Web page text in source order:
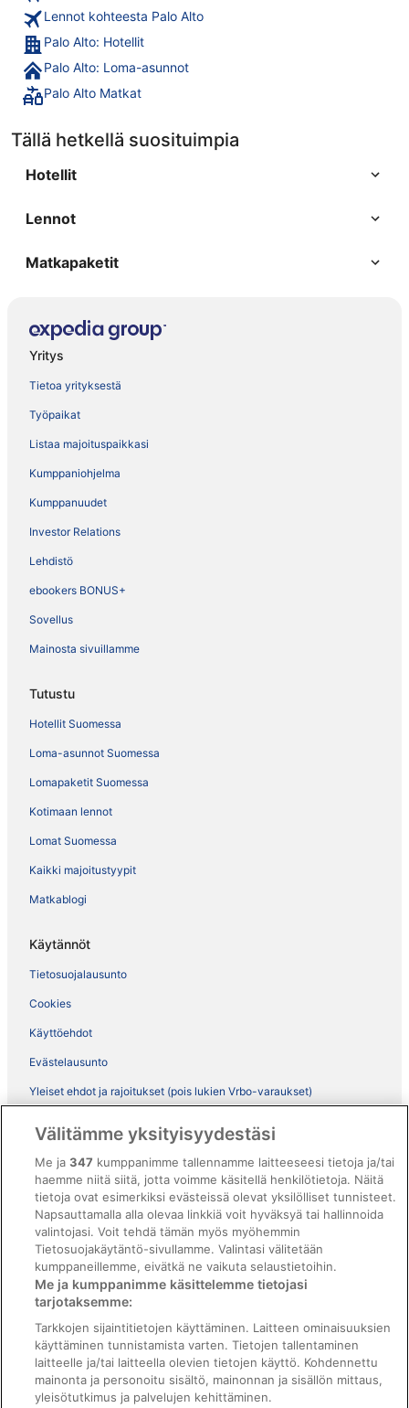
Lennot kohteesta Palo Alto
Palo Alto: Hotellit
Palo Alto: Loma-asunnot
Palo Alto Matkat
Tällä hetkellä suosituimpia
Hotellit
Lennot
Matkapaketit
Yritys
Tietoa yrityksestä
Työpaikat
Listaa majoituspaikkasi
Kumppaniohjelma
Kumppanuudet
Investor Relations
Lehdistö
ebookers BONUS+
Sovellus
Mainosta sivuillamme
Tutustu
Hotellit Suomessa
Loma-asunnot Suomessa
Lomapaketit Suomessa
Kotimaan lennot
Lomat Suomessa
Kaikki majoitustyypit
Matkablogi
Käytännöt
Tietosuojalausunto
Cookies
Käyttöehdot
Evästelausunto
Yleiset ehdot ja rajoitukset (pois lukien Vrbo-varaukset)
ebookers BONUS+ -ohjelman ehdot
Oikeudelliset tiedot / ota meihin yhteyttä
Sisältövaatimukset ja ilmoituksen tekeminen sisällöstä
Tuki
Ota yhteyttä
Varauksen muuttaminen tai peruuttaminen
Varaa lento lentoyhtiön hyvityskupongeilla
Hyvityksen hakeminen ja aikarajat
Välitämme yksityisyydestäsi
Me ja347 kumppanimme tallennamme laitteeseesi tietoja ja/tai
haemme niitä siitä, jotta voimme käsitellä henkilötietoja. Näitä
tietoja ovat esimerkiksi evästeissä olevat yksilölliset tunnisteet.
Napsauttamalla alla olevaa linkkiä voit hyväksyä tai hallinnoida
valintojasi. Voit tehdä tämän myös myöhemmin
Tietosuojakäytäntö-sivullamme. Valintasi välitetään
kumppaneillemme, eivätkä ne vaikuta selaustietoihin.
Me ja kumppanimme käsittelemme tietojasi
tarjotaksemme:
Tarkkojen sijaintitietojen käyttäminen. Laitteen ominaisuuksien
käyttäminen tunnistamista varten. Tietojen tallentaminen
laitteelle ja/tai laitteella olevien tietojen käyttö. Kohdennettu
mainonta ja personoitu sisältö, mainonnan ja sisällön mittaus,
yleisötutkimus ja palvelujen kehittäminen.